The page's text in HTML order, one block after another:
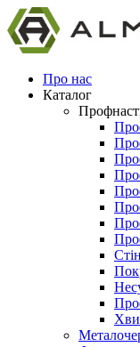
Про нас
Каталог